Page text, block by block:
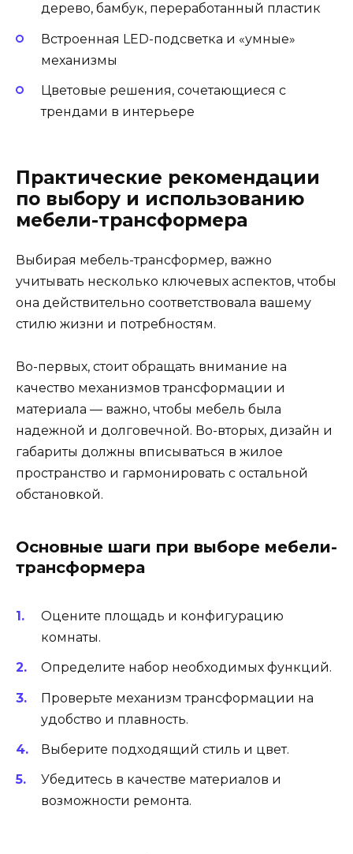
дерево, бамбук, переработанный пластик
Встроенная LED-подсветка и «умные»
механизмы
Цветовые решения, сочетающиеся с
трендами в интерьере
Практические рекомендации
по выбору и использованию
мебели-трансформера
Выбирая мебель-трансформер, важно
учитывать несколько ключевых аспектов, чтобы
она действительно соответствовала вашему
стилю жизни и потребностям.
Во-первых, стоит обращать внимание на
качество механизмов трансформации и
материала — важно, чтобы мебель была
надежной и долговечной. Во-вторых, дизайн и
габариты должны вписываться в жилое
пространство и гармонировать с остальной
обстановкой.
Основные шаги при выборе мебели-
трансформера
Оцените площадь и конфигурацию
комнаты.
Определите набор необходимых функций.
Проверьте механизм трансформации на
удобство и плавность.
Выберите подходящий стиль и цвет.
Убедитесь в качестве материалов и
возможности ремонта.